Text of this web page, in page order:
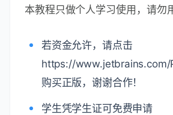
本教程只做个人学习使用，请勿
若资金允许，请点击
https://www.jetbrains.com/
购买正版，谢谢合作！
学生凭学生证可免费申请